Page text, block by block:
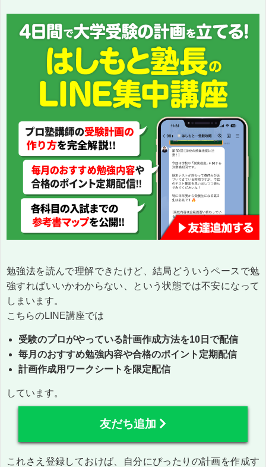
勉強法を読んで理解できたけど、結局どういうペースで勉
強すればいいかわからない、という状態では不安になって
しまいます。
こちらのLINE講座では
受験のプロがやっている計画作成方法を10日で配信
毎月のおすすめ勉強内容や合格のポイント定期配信
計画作成用ワークシートを限定配信
しています。
友だち追加
これさえ登録しておけば、自分にぴったりの計画を作成す